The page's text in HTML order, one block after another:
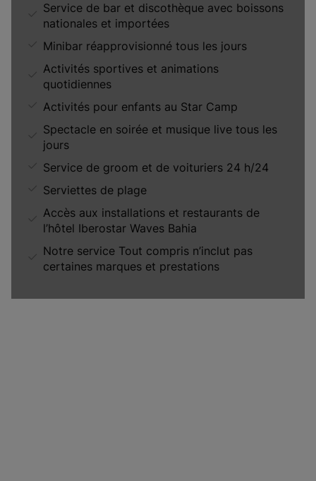
Service de bar et discothèque avec boissons
nationales et importées
Minibar réapprovisionné tous les jours
Activités sportives et animations
quotidiennes
Activités pour enfants au Star Camp
Spectacle en soirée et musique live tous les
jours
Service de groom et de voituriers 24 h/24
Serviettes de plage
Accès aux installations et restaurants de
l’hôtel Iberostar Waves Bahia
Notre service Tout compris n’inclut pas
certaines marques et prestations